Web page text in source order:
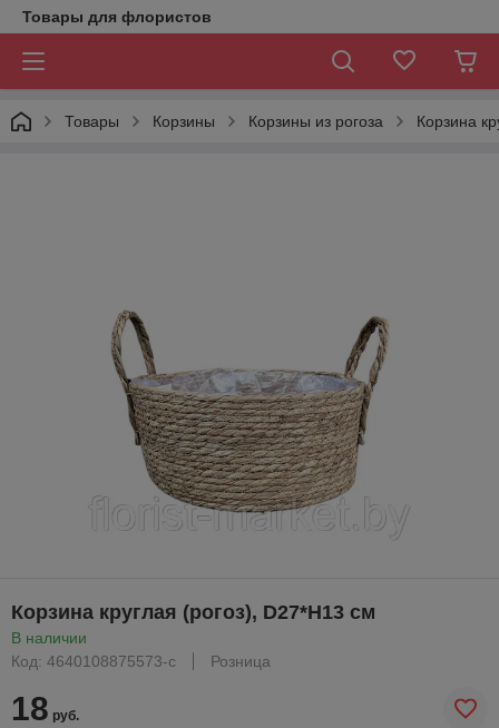
Товары для флористов
Товары Корзины Корзины из рогоза Корзина
Корзина круглая (рогоз), D27*H13 см
В наличии
Код: 4640108875573-с
Розница
18 руб.